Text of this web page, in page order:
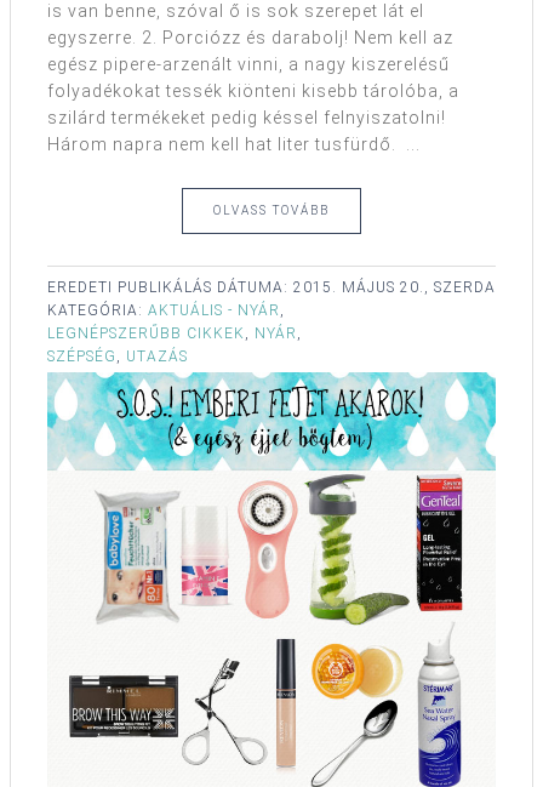
is van benne, szóval ő is sok szerepet lát el
egyszerre. 2. Porciózz és darabolj! Nem kell az
egész pipere-arzenált vinni, a nagy kiszerelésű
folyadékokat tessék kiönteni kisebb tárolóba, a
szilárd termékeket pedig késsel felnyiszatolni!
Három napra nem kell hat liter tusfürdő. ...
OLVASS TOVÁBB
EREDETI PUBLIKÁLÁS DÁTUMA: 2015. MÁJUS 20., SZERDA
KATEGÓRIA: AKTUÁLIS - NYÁR ,
LEGNÉPSZERŰBB CIKKEK , NYÁR ,
SZÉPSÉG , UTAZÁS